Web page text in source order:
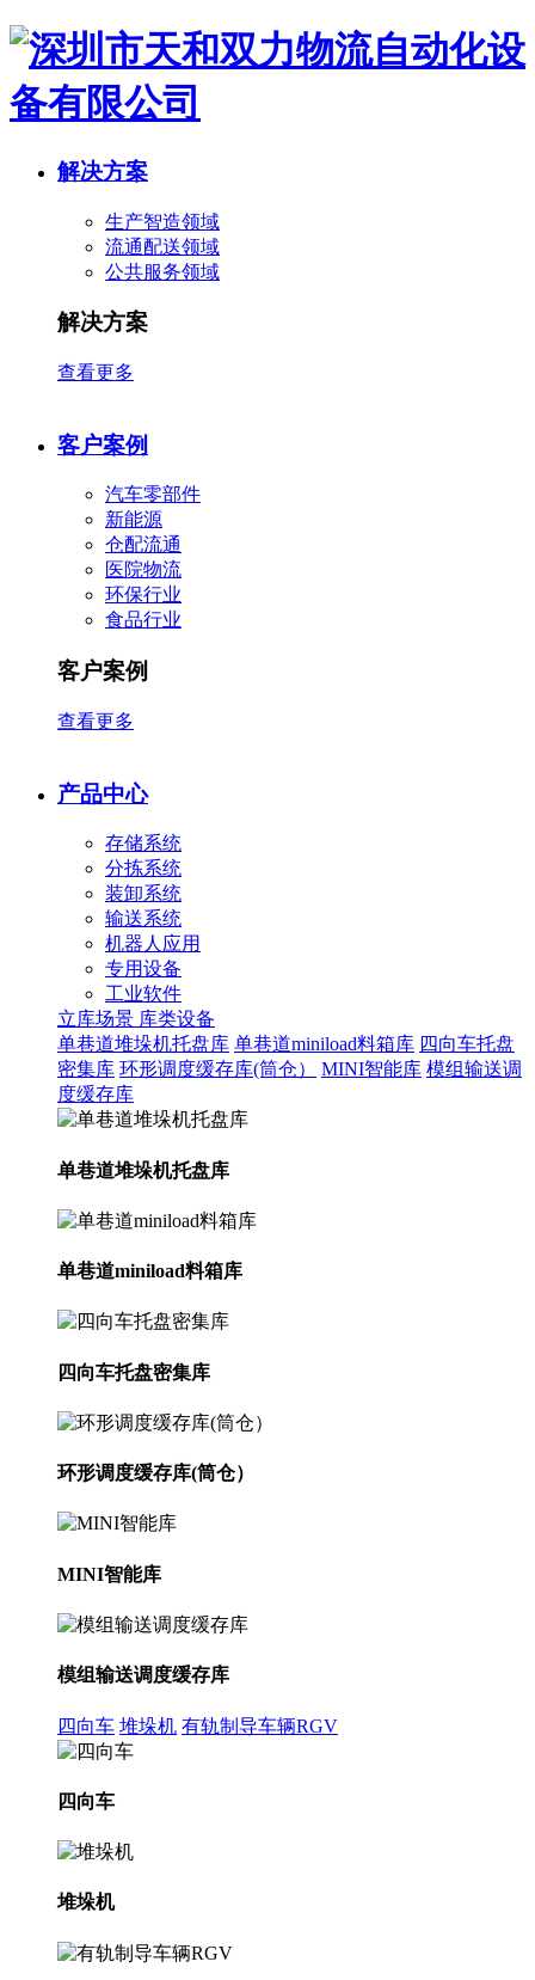
解决方案
生产智造领域
流通配送领域
公共服务领域
解决方案
查看更多
客户案例
汽车零部件
新能源
仓配流通
医院物流
环保行业
食品行业
客户案例
查看更多
产品中心
存储系统
分拣系统
装卸系统
输送系统
机器人应用
专用设备
工业软件
立库场景 库类设备
单巷道堆垛机托盘库 单巷道miniload料箱库 四向车托盘
密集库 环形调度缓存库(筒仓） MINI智能库 模组输送调
度缓存库
单巷道堆垛机托盘库
单巷道miniload料箱库
四向车托盘密集库
环形调度缓存库(筒仓）
MINI智能库
模组输送调度缓存库
四向车 堆垛机 有轨制导车辆RGV
四向车
堆垛机